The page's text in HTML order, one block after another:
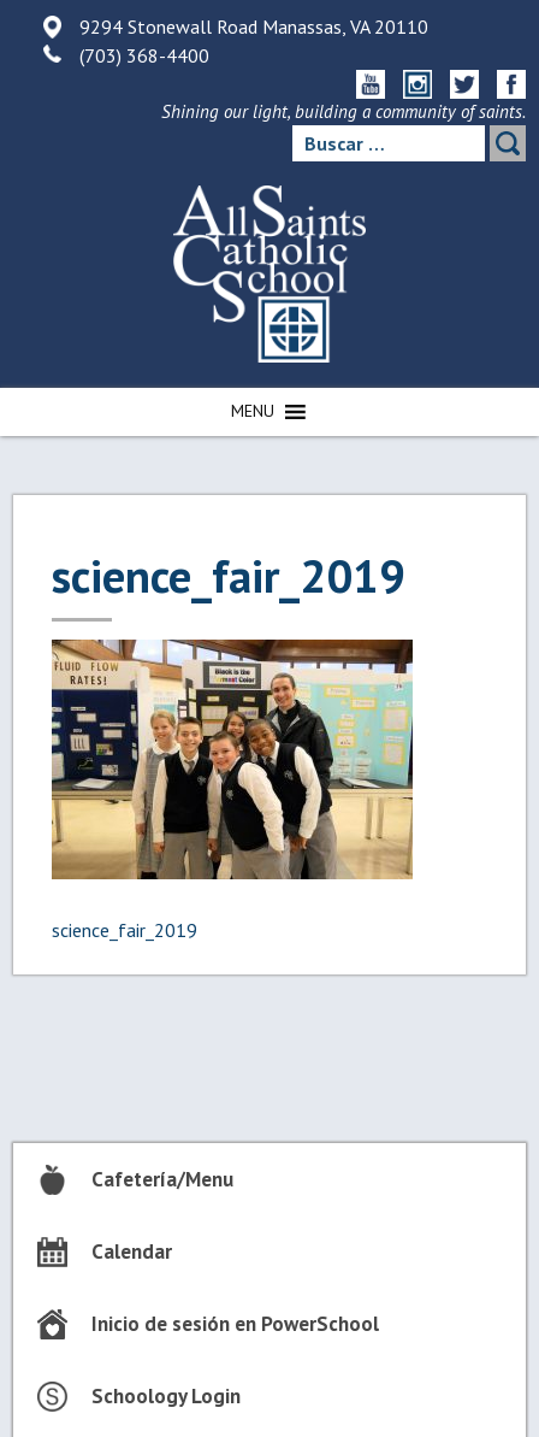
9294 Stonewall Road Manassas, VA 20110
(703) 368-4400
Shining our light, building a community of saints.
Buscar:
MENU
science_fair_2019
Navegación
science_fair_2019
Cafetería/Menu
Calendar
Inicio de sesión en PowerSchool
Schoology Login